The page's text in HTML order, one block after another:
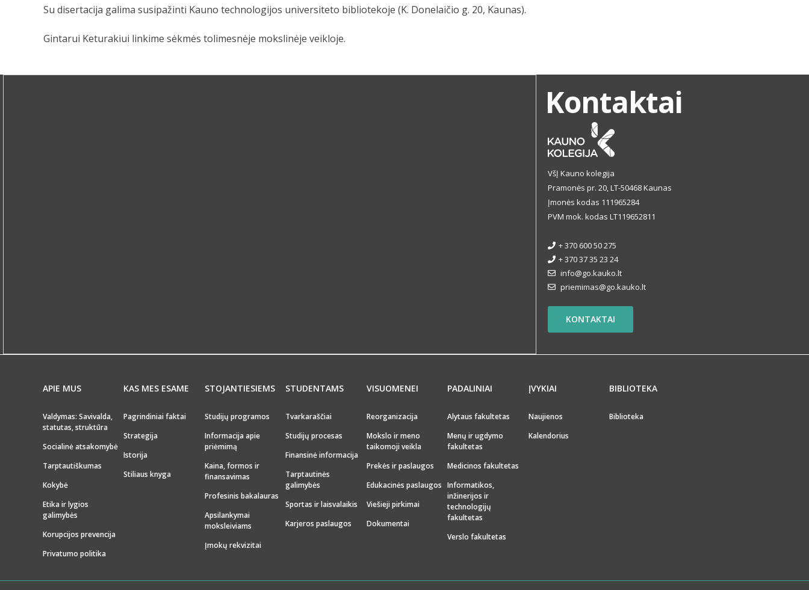
Su disertacija galima susipažinti Kauno technologijos universiteto bibliotekoje (K. Donelaičio g. 20, Kaunas).
Gintarui Keturakiui linkime sėkmės tolimesnėje mokslinėje veikloje.
Kontaktai
VšĮ Kauno kolegija
Pramonės pr. 20, LT-50468 Kaunas
Įmonės kodas 111965284
PVM mok. kodas LT119652811
+ 370 600 50 275
+ 370 37 35 23 24
info@go.kauko.lt
priemimas@go.kauko.lt
KONTAKTAI
APIE MUS
Valdymas: Savivalda,
statutas, struktūra
Socialinė atsakomybė
Tarptautiškumas
Kokybė
Etika ir lygios
galimybės
Korupcijos prevencija
Privatumo politika
KAS MES ESAME
Pagrindiniai faktai
Strategija
Istorija
Stiliaus knyga
STOJANTIESIEMS
Studijų programos
Informacija apie
priėmimą
Kaina, formos ir
finansavimas
Profesinis bakalauras
Apsilankymai
moksleiviams
Įmokų rekvizitai
STUDENTAMS
Tvarkaraščiai
Studijų procesas
Finansinė informacija
Tarptautinės
galimybės
Sportas ir laisvalaikis
Karjeros paslaugos
VISUOMENEI
Reorganizacija
Mokslo ir meno
taikomoji veikla
Prekės ir paslaugos
Edukacinės paslaugos
Viešieji pirkimai
Dokumentai
PADALINIAI
Alytaus fakultetas
Menų ir ugdymo
fakultetas
Medicinos fakultetas
Informatikos,
inžinerijos ir
technologijų
fakultetas
Verslo fakultetas
ĮVYKIAI
Naujienos
Kalendorius
BIBLIOTEKA
Biblioteka